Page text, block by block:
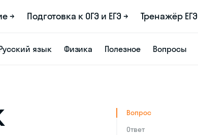
→ Подготовка к ОГЭ и ЕГЭ → Тренажёр ЕГЭ
язык Физика Полезное Вопросы
Вопрос
Ответ